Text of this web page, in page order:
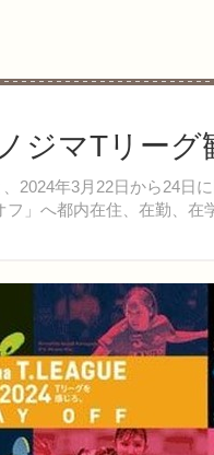
ジマTリーグ
2024年3月22日から24日
フ」へ都内在住、在勤、